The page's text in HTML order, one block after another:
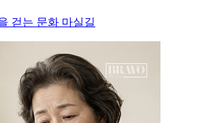
걷는 문화 마실길